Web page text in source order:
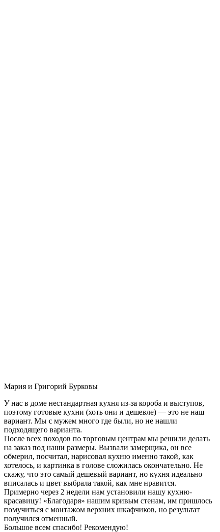
Мария и Григорий Бурковы
У нас в доме нестандартная кухня из-за короба и выступов,
поэтому готовые кухни (хоть они и дешевле) — это не наш
вариант. Мы с мужем много где были, но не нашли
подходящего варианта.
После всех походов по торговым центрам мы решили делать
на заказ под наши размеры. Вызвали замерщика, он все
обмерил, посчитал, нарисовал кухню именно такой, как
хотелось, и картинка в голове сложилась окончательно. Не
скажу, что это самый дешевый вариант, но кухня идеально
вписалась и цвет выбрала такой, как мне нравится.
Примерно через 2 недели нам установили нашу кухню-
красавицу! «Благодаря» нашим кривым стенам, им пришлось
помучиться с монтажом верхних шкафчиков, но результат
получился отменный.
Большое всем спасибо! Рекомендую!